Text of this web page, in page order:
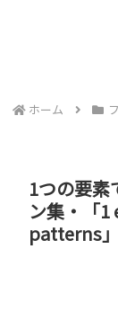
ホーム
1つの要素
ン集・「
patterns」